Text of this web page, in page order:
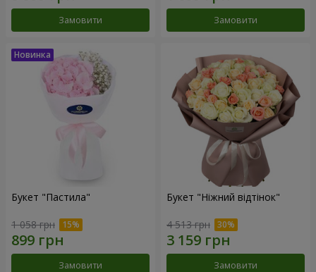
Замовити Замовити
Букет "Пастила"
1 058 грн
Замовити
Букет "Ніжний відтінок"
4 513 грн
Замовити